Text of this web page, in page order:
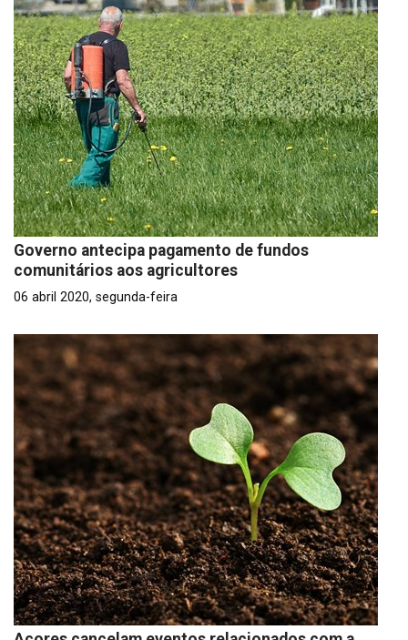
Governo antecipa pagamento de fundos
comunitários aos agricultores
06 abril 2020, segunda-feira